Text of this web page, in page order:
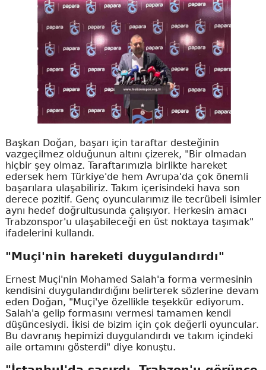
Başkan Doğan, başarı için taraftar desteğinin
vazgeçilmez olduğunun altını çizerek, "Bir olmadan
hiçbir şey olmaz. Taraftarımızla birlikte hareket
edersek hem Türkiye'de hem Avrupa'da çok önemli
başarılara ulaşabiliriz. Takım içerisindeki hava son
derece pozitif. Genç oyuncularımız ile tecrübeli isimler
aynı hedef doğrultusunda çalışıyor. Herkesin amacı
Trabzonspor'u ulaşabileceği en üst noktaya taşımak"
ifadelerini kullandı.
"Muçi'nin hareketi duygulandırdı"
Ernest Muçi'nin Mohamed Salah'a forma vermesinin
kendisini duygulandırdığını belirterek sözlerine devam
eden Doğan, "Muçi'ye özellikle teşekkür ediyorum.
Salah'a gelip formasını vermesi tamamen kendi
düşüncesiydi. İkisi de bizim için çok değerli oyuncular.
Bu davranış hepimizi duygulandırdı ve takım içindeki
aile ortamını gösterdi" diye konuştu.